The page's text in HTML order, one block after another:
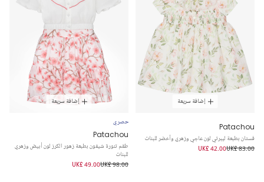
إضافة سريعة
Patachou
فستان بطبعة ليبرتي لون عاجي وزهري وأخضر للبنات
UK£ 83.00
UK£ 42.00
إضافة سريعة
حصري
Patachou
طقم تنورة شيفون بطبعة زهور الكرز لون أبيض وزهري
للبنات
UK£ 98.00
UK£ 49.00